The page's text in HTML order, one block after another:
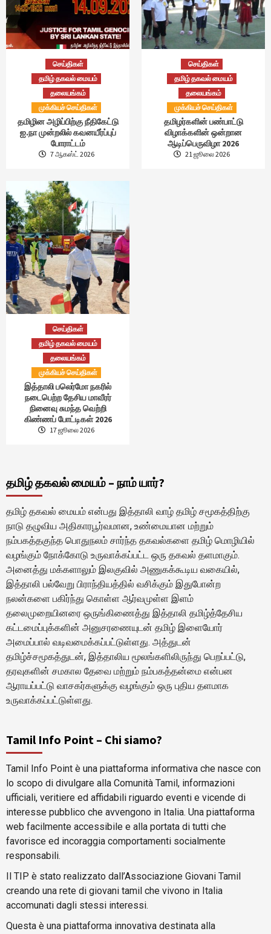
செய்திகள்
தமிழ் தகவல் மையம்
தலையங்கம்
முக்கியச் செய்திகள்
தமிழின அழிப்பிற்கு நீதிகேட்டு
ஐ.நா முன்றலில் கவனயீர்ப்புப்
போராட்டம்
7 ஆகஸ்ட் 2026
செய்திகள்
தமிழ் தகவல் மையம்
தலையங்கம்
முக்கியச் செய்திகள்
தமிழர்களின் பண்பாட்டு
விழாக்களின் ஒன்றான
ஆடிப்பெருவிழா 2026
21 ஜூலை 2026
செய்திகள்
தமிழ் தகவல் மையம்
தலையங்கம்
முக்கியச் செய்திகள்
இத்தாலி பலெர்மோ நகரில்
நடைபெற்ற தேசிய மாவீரர்
நினைவு சுமந்த வெற்றி
கிண்ணப் போட்டிகள் 2026
17 ஜூலை 2026
தமிழ் தகவல் மையம் – நாம் யார்?
தமிழ் தகவல் மையம் என்பது இத்தாலி வாழ் தமிழ் சமூகத்திற்கு
நாடு தழுவிய அதிகாரபூர்வமான, உண்மையான மற்றும்
நம்பகத்தகுந்த பொதுநலம் சார்ந்த தகவல்களை தமிழ் மொழியில்
வழங்கும் நோக்கோடு உருவாக்கப்பட்ட ஒரு தகவல் தளமாகும்.
அனைத்து மக்களாலும் இலகுவில் அணுகக்கூடிய வகையில்,
இத்தாலி பல்வேறு பிராந்தியத்தில் வசிக்கும் இதுபோன்ற
நலன்களை பகிர்ந்து கொள்ள ஆர்வமுள்ள இளம்
தலைமுறையினரை ஒருங்கிணைத்து இத்தாலி தமிழ்த்தேசிய
கட்டமைப்புக்களின் அனுசரணையுடன் தமிழ் இளையோர்
அமைப்பால் வடிவமைக்கப்பட்டுள்ளது. அத்துடன்
தமிழ்ச்சமூகத்துடன், இத்தாலிய மூலங்களிலிருந்து பெறப்பட்டு,
தரவுகளின் சமகால தேவை மற்றும் நம்பகத்தன்மை என்பன
ஆராயப்பட்டு வாசகர்களுக்கு வழங்கும் ஒரு புதிய தளமாக
உருவாக்கப்பட்டுள்ளது.
Tamil Info Point – Chi siamo?
Tamil Info Point è una piattaforma informativa che nasce con
lo scopo di divulgare alla Comunità Tamil, informazioni
ufficiali, veritiere ed affidabili riguardo eventi e vicende di
interesse pubblico che avvengono in Italia. Una piattaforma
web facilmente accessibile e alla portata di tutti che
favorisce ed incoraggia comportamenti socialmente
responsabili.
Il TIP è stato realizzato dall’Associazione Giovani Tamil
creando una rete di giovani tamil che vivono in Italia
accomunati dagli stessi interessi.
Questa è una piattaforma innovativa destinata alla